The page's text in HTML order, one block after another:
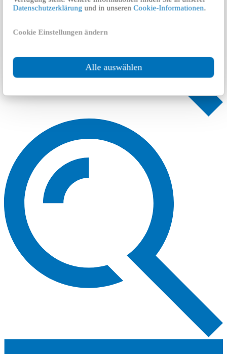
Datenschutzerklärung und in unserenCookie-Informationen.
Cookie Einstellungen ändern
Alle auswählen